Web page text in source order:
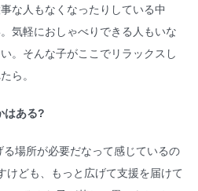
な人もなくなったりしている中
気軽におしゃべりできる人もいな
。そんな子がここでリラックスし
ら。
はある?
場所が必要だなって感じているの
けども、もっと広げて支援を届けて